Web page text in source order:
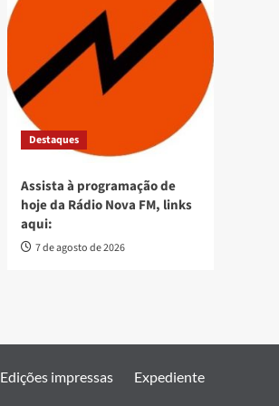
Destaques
Assista à programação de
hoje da Rádio Nova FM, links
aqui:
7 de agosto de 2026
Edições impressas Expediente